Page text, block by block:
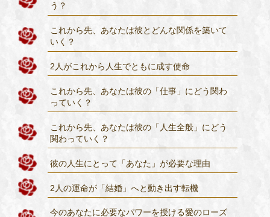
う？
これから先、あなたは彼とどんな関係を築いて
いく？
2人がこれから人生でともに成す使命
これから先、あなたは彼の「仕事」にどう関わ
っていく？
これから先、あなたは彼の「人生全般」にどう
関わっていく？
彼の人生にとって「あなた」が必要な理由
2人の運命が「結婚」へと動き出す転機
今のあなたに必要なパワーを授ける愛のローズ